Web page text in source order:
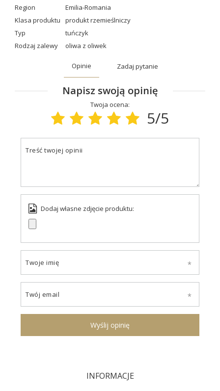
Region
Emilia-Romania
Klasa produktu
produkt rzemieślniczy
Typ
tuńczyk
Rodzaj zalewy
oliwa z oliwek
Opinie Zadaj pytanie
Napisz swoją opinię
Twoja ocena:
5/5
Treść twojej opinii
Dodaj własne zdjęcie produktu:
Twoje imię
Twój email
Wyślij opinię
INFORMACJE